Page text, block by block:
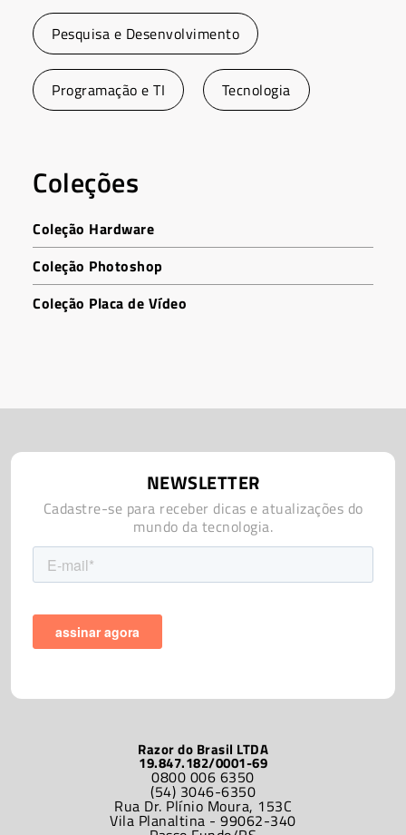
Pesquisa e Desenvolvimento
Programação e TI Tecnologia
Coleções
Coleção Hardware
Coleção Photoshop
Coleção Placa de Vídeo
Razor do Brasil LTDA
19.847.182/0001-69
0800 006 6350
(54) 3046-6350
Rua Dr. Plínio Moura, 153C
Vila Planaltina - 99062-340
NEWSLETTER
Cadastre-se para receber dicas e atualizações do
mundo da tecnologia.